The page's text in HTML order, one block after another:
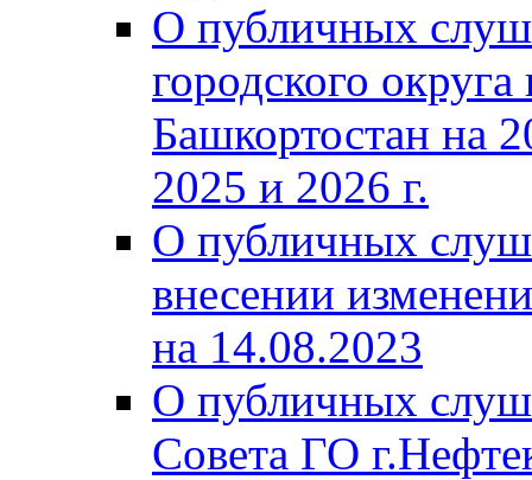
О публичных
городского
Башкортостан на
2025 и 2026 г.
О публичных
внесении
на 14.08.2023
О публичных
Совета ГО